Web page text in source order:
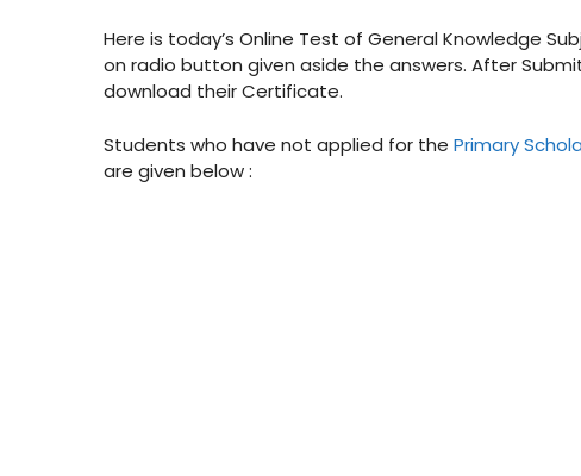
Here is today’s Online Test of General Knowledge
on radio button given aside the answers. After
download their Certificate.
Students who have not applied for the Primary
are given below :